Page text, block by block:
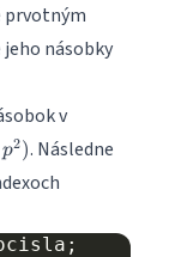
prvotným
násobky
v
p2). Následne
;